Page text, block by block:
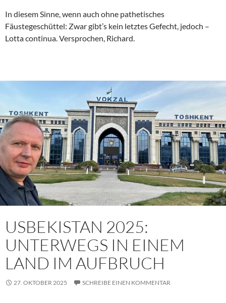
In diesem Sinne, wenn auch ohne pathetisches
Fäustegeschüttel: Zwar gibt’s kein letztes Gefecht, jedoch –
Lotta continua. Versprochen, Richard.
USBEKISTAN 2025:
UNTERWEGS IN EINEM
LAND IM AUFBRUCH
27. OKTOBER 2025 SCHREIBE EINEN KOMMENTAR